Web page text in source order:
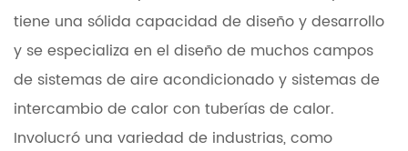
tiene una sólida capacidad de diseño y desarrollo
y se especializa en el diseño de muchos campos
de sistemas de aire acondicionado y sistemas de
intercambio de calor con tuberías de calor.
Involucró una variedad de industrias, como